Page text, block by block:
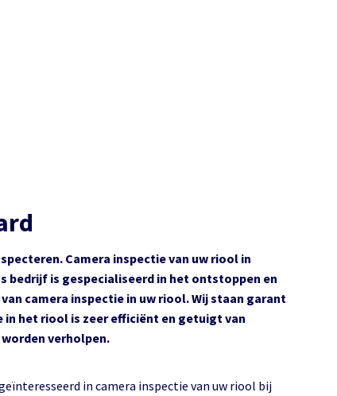
Camera inspectie van uw riool in
bedrijf is gespecialiseerd in het ontstoppen en
camera inspectie in uw riool. Wij staan garant
in het riool is zeer efficiënt en getuigt van
verholpen.
in camera inspectie van uw riool bij